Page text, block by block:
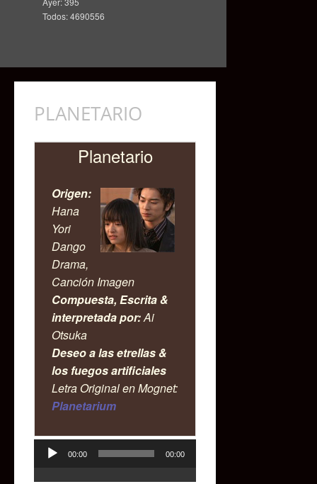
Todos: 4690556
PLANETARIO
Planetario
Origen:
Hana
Yori
Dango
Drama,
Canción Imagen
Compuesta, Escrita &
interpretada por:Ai
Otsuka
Deseo a las etrellas &
los fuegos artificiales
Letra Original en Mognet:
Planetarium
Reproductor
00:00 00:00